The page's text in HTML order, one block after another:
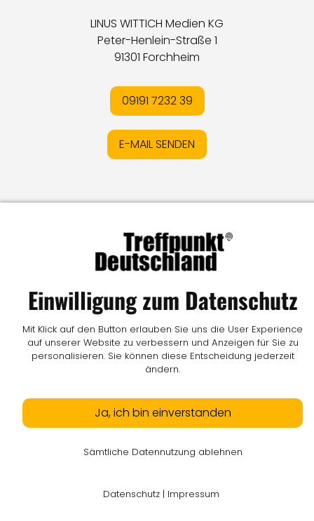
LINUS WITTICH Medien KG
Peter-Henlein-Straße 1
91301 Forchheim
09191 7232 39
E-MAIL SENDEN
ImpressumIDatenschutzIOnline-Streitschlichtung
© LW Medien GmbH
Einwilligung zum Datenschutz
Mit Klick auf den Button erlauben Sie uns die User Experience
auf unserer Website zu verbessern und Anzeigen für Sie zu
personalisieren. Sie können diese Entscheidung jederzeit
ändern.
Ja, ich bin einverstanden
Sämtliche Datennutzung ablehnen
Datenschutz | Impressum